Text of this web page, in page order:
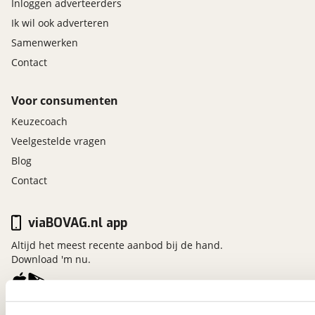
automatische snelheids begrenzing
Autonomous Emergency Braking
bandenspanningscontrolesysteem
bots waarschuwing systeem
Brake Assist System
cruise control adaptief
elektronische remkrachtverdeling
file assistent
grootlichtassistent
hill hold functie
hoofd airbag(s) voor
hoofdsteunen achter
kruisend verkeer detectie
Inloggen adverteerders
Ik wil ook adverteren
Samenwerken
Contact
Voor consumenten
Keuzecoach
Veelgestelde vragen
Blog
Contact
viaBOVAG.nl app
Altijd het meest recente aanbod bij de hand.
Download 'm nu.